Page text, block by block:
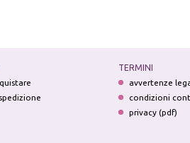
TERMINI
avvertenze
condizioni
privacy (pdf)